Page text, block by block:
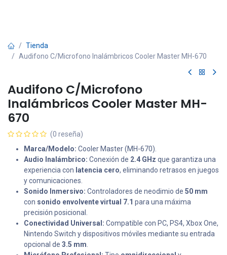
Tienda
Audifono C/Microfono Inalámbricos Cooler Master MH-670
Audifono C/Microfono
Inalámbricos Cooler Master MH-
670
(0 reseña)
Marca/Modelo: Cooler Master (MH-670).
Audio Inalámbrico: Conexión de 2.4 GHz que garantiza una
experiencia con latencia cero, eliminando retrasos en juegos
y comunicaciones.
Sonido Inmersivo: Controladores de neodimio de 50 mm
con sonido envolvente virtual 7.1 para una máxima
precisión posicional.
Conectividad Universal: Compatible con PC, PS4, Xbox One,
Nintendo Switch y dispositivos móviles mediante su entrada
opcional de 3.5 mm